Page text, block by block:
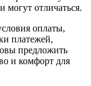
могут отличаться.
оплаты,
платежей,
предложить
и комфорт для